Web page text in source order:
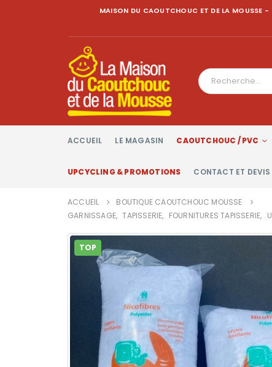
MAISON DU CAOUTCHOUC ET DE LA MOUSSE -
ACCUEIL LE MAGASIN CAOUTCHOUC / PVC
UPCYCLING & PROMOTIONS CONTACT ET DEVIS
ACCUEIL
BOUTIQUE CAOUTCHOUC MOUSSE
GARNISSAGE, TAPISSERIE, FOURNITURES TAPISSERIE,
TOP